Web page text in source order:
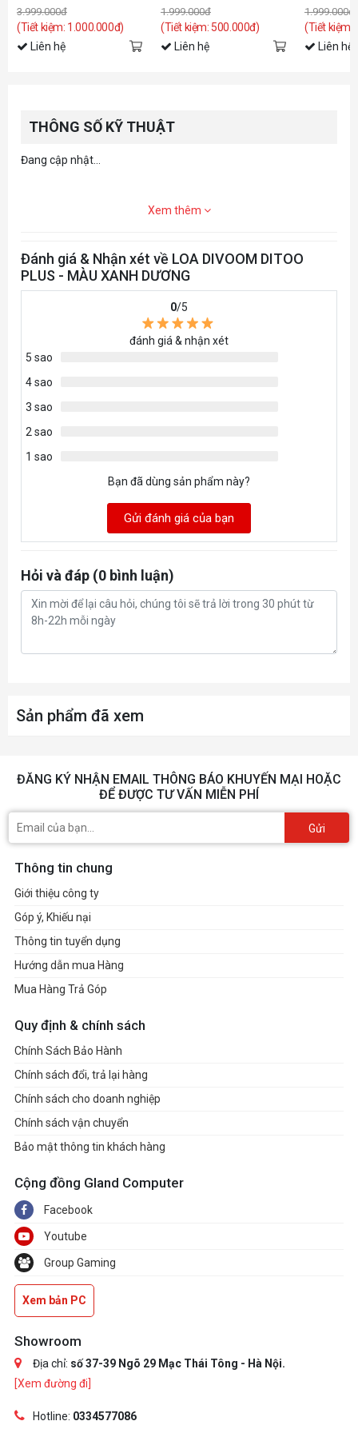
3.999.000đ
(Tiết kiệm: 1.000.000đ)
Liên hệ
1.999.000đ
(Tiết kiệm: 500.000đ)
Liên hệ
1.999.000đ
(Tiết kiệm:
Liên hệ
THÔNG SỐ KỸ THUẬT
Đang cập nhật...
Xem thêm
Đánh giá & Nhận xét về LOA DIVOOM DITOO
PLUS - MÀU XANH DƯƠNG
0/5
đánh giá & nhận xét
5 sao
4 sao
3 sao
2 sao
1 sao
Bạn đã dùng sản phẩm này?
Gửi đánh giá của bạn
Hỏi và đáp (0 bình luận)
Sản phẩm đã xem
ĐĂNG KÝ NHẬN EMAIL THÔNG BÁO KHUYẾN MẠI HOẶC
ĐỂ ĐƯỢC TƯ VẤN MIỄN PHÍ
Gửi
Thông tin chung
Giới thiệu công ty
Góp ý, Khiếu nại
Thông tin tuyển dụng
Hướng dẫn mua Hàng
Mua Hàng Trả Góp
Quy định & chính sách
Chính Sách Bảo Hành
Chính sách đổi, trả lại hàng
Chính sách cho doanh nghiệp
Chính sách vận chuyển
Bảo mật thông tin khách hàng
Cộng đồng Gland Computer
Facebook
Youtube
Group Gaming
Xem bản PC
Showroom
Địa chỉ: số 37-39 Ngõ 29 Mạc Thái Tông - Hà Nội.
[Xem đường đi]
Hotline: 0334577086